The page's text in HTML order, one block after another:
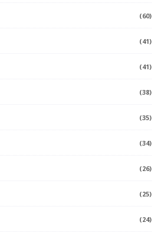
(60)
(41)
(41)
(38)
(35)
(34)
(26)
(25)
(24)